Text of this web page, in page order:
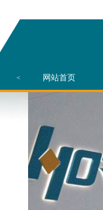
< 网站首页